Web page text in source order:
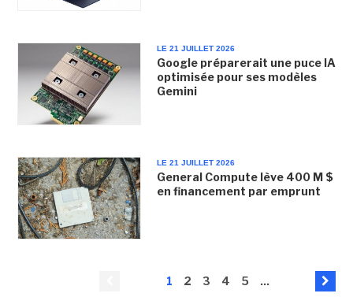
LE 21 JUILLET 2026
Google préparerait une puce IA
optimisée pour ses modèles
Gemini
LE 21 JUILLET 2026
General Compute lève 400 M $
en financement par emprunt
1 2 3 4 5 ...